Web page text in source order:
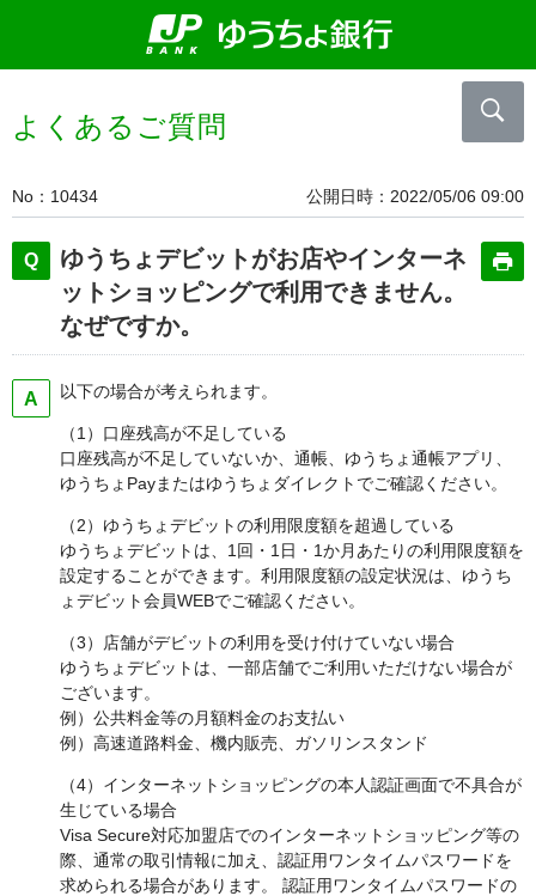
よくあるご質問
No 10434 公開日時 2022/05/06 09:00
ゆうちょデビットがお店やインターネ
ットショッピングで利用できません。
なぜですか。
以下の場合が考えられます。
（1）口座残高が不足している
口座残高が不足していないか、通帳、ゆうちょ通帳アプリ、
ゆうちょPayまたはゆうちょダイレクトでご確認ください。
（2）ゆうちょデビットの利用限度額を超過している
ゆうちょデビットは、1回・1日・1か月あたりの利用限度額を
設定することができます。利用限度額の設定状況は、ゆうち
ょデビット会員WEBでご確認ください。
（3）店舗がデビットの利用を受け付けていない場合
ゆうちょデビットは、一部店舗でご利用いただけない場合が
ございます。
例）公共料金等の月額料金のお支払い
例）高速道路料金、機内販売、ガソリンスタンド
（4）インターネットショッピングの本人認証画面で不具合が
生じている場合
Visa Secure対応加盟店でのインターネットショッピング等の
際、通常の取引情報に加え、認証用ワンタイムパスワードを
求められる場合があります。 認証用ワンタイムパスワードの